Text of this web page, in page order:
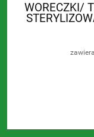
WORECZKI/